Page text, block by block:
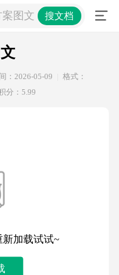
图文 搜文档
：2026-05-09
格式：
分：5.99
加载试试~